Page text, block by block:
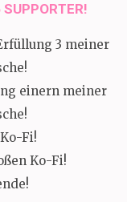
3 meiner
einern meiner
Fi!
Ko-Fi!